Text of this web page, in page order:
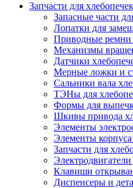
Запчасти для хлебопечек
Запасные части
Лопатки для
Приводные ремни
Механизмы
Датчики
Мерные ложки и
Сальники вала
ТЭНы для
Формы для
Шкивы привода
Элементы
Элементы корпуса
Запчасти для
Клавиши
Диспенсеры и